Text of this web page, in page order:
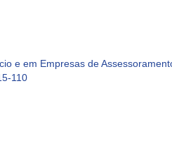
e em Empresas de
110